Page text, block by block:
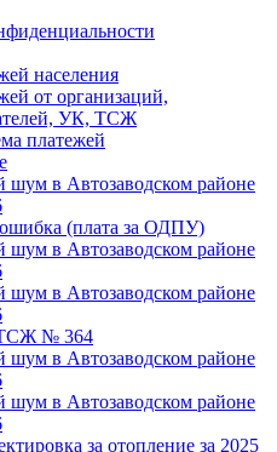
населения
от организаций,
УК, ТСЖ
платежей
в Автозаводском районе
ошибка (плата за ОДПУ)
в Автозаводском районе
в Автозаводском районе
№ 364
в Автозаводском районе
в Автозаводском районе
за отопление за 2025